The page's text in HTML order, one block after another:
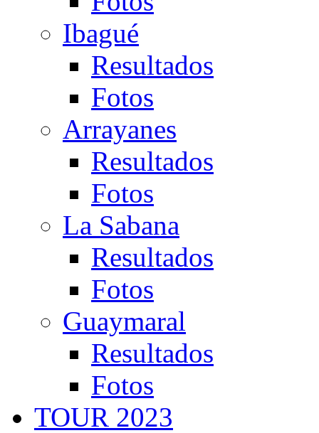
Ibagué
Resultados
Fotos
Arrayanes
Resultados
Fotos
La Sabana
Resultados
Fotos
Guaymaral
Resultados
Fotos
TOUR 2023